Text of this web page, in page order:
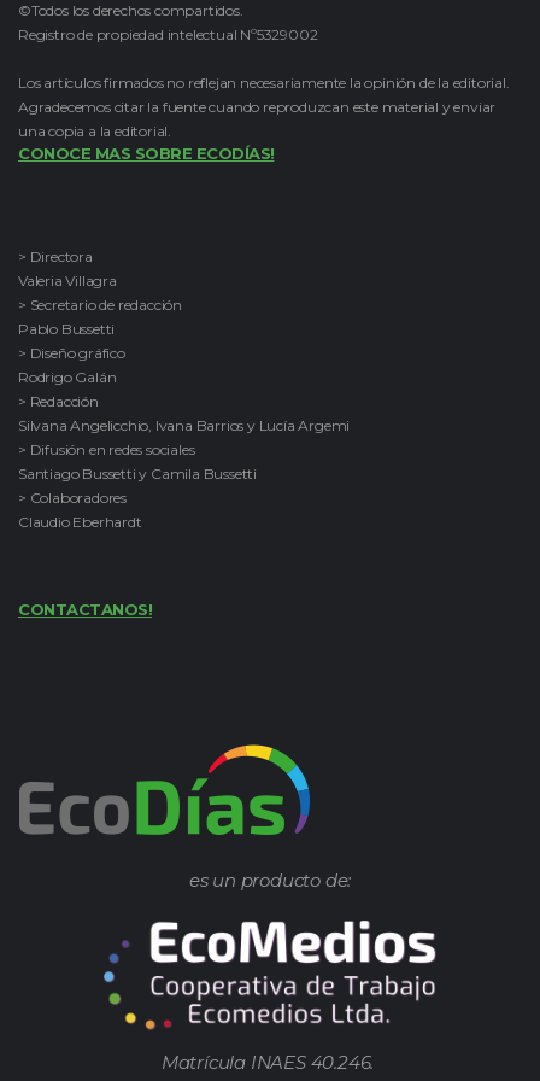
©Todos los derechos compartidos.
Registro de propiedad intelectual Nº5329002
Los artículos firmados no reflejan necesariamente la opinión de la editorial.
Agradecemos citar la fuente cuando reproduzcan este material y enviar
una copia a la editorial.
CONOCE MAS SOBRE ECODÍAS!
> Directora
Valeria Villagra
> Secretario de redacción
Pablo Bussetti
> Diseño gráfico
Rodrigo Galán
> Redacción
Silvana Angelicchio, Ivana Barrios y Lucía Argemi
> Difusión en redes sociales
Santiago Bussetti y Camila Bussetti
> Colaboradores
Claudio Eberhardt
CONTACTANOS!
es un producto de:
Matrícula INAES 40.246.